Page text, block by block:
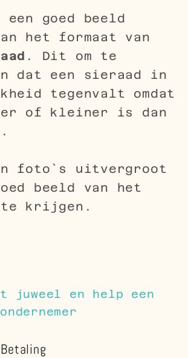
goed beeld
het formaat van
. Dit om te
dat een sieraad in
tegenvalt omdat
of kleiner is dan
foto`s uitvergroot
beeld van het
te krijgen.
juweel en help een